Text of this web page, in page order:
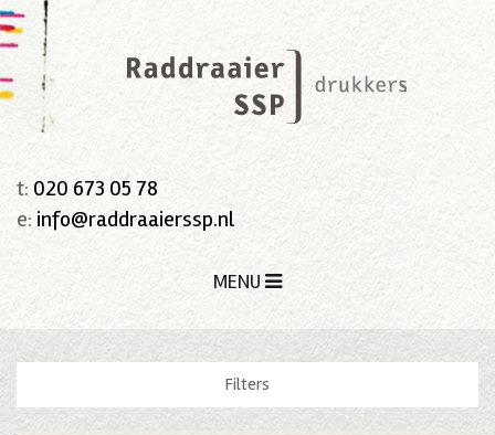
t: 020 673 05 78
e: info@raddraaierssp.nl
MENU
Filters